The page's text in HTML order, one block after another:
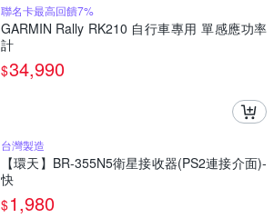
聯名卡最高回饋7%
GARMIN Rally RK210 自行車專用 單感應功率
計
$34,990
台灣製造
【環天】BR-355N5衛星接收器(PS2連接介面)-
快
$1,980